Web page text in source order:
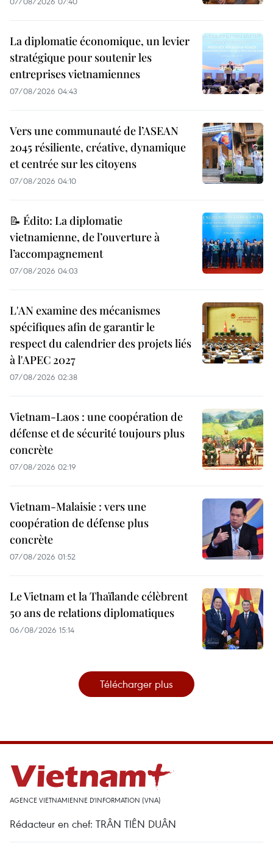
La diplomatie économique, un levier
stratégique pour soutenir les
entreprises vietnamiennes
07/08/2026 04:43
Vers une communauté de l’ASEAN
2045 résiliente, créative, dynamique
et centrée sur les citoyens
07/08/2026 04:10
📝 Édito: La diplomatie
vietnamienne, de l’ouverture à
l’accompagnement
07/08/2026 04:03
L'AN examine des mécanismes
spécifiques afin de garantir le
respect du calendrier des projets liés
à l'APEC 2027
07/08/2026 02:38
Vietnam-Laos : une coopération de
défense et de sécurité toujours plus
concrète
07/08/2026 02:19
Vietnam-Malaisie : vers une
coopération de défense plus
concrète
07/08/2026 01:52
Le Vietnam et la Thaïlande célèbrent
50 ans de relations diplomatiques
06/08/2026 15:14
Télécharger plus
AGENCE VIETNAMIENNE D'INFORMATION (VNA)
Rédacteur en chef: TRÂN TIÊN DUÂN